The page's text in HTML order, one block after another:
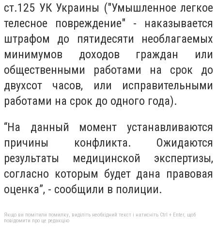
ст.125 УК Украины ("Умышленное легкое
телесное повреждение" - наказывается
штрафом до пятидесяти необлагаемых
минимумов доходов граждан или
общественными работами на срок до
двухсот часов, или исправительными
работами на срок до одного года).
“На данный момент устанавливаются
причины конфликта. Ожидаются
результаты медицинской экспертизы,
согласно которым будет дана правовая
оценка”, - сообщили в полиции.
Якщо ви помітили помилку, виділіть необхідний текст і натисніть Ctrl + Enter, щоб
повідомити про це редакцію